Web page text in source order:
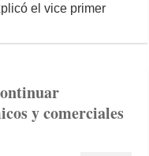
el vice primer
y comerciales